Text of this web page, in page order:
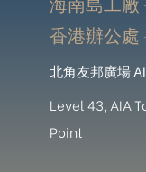
香港辦公處
北角友邦廣場
Level 43, AIA
Point